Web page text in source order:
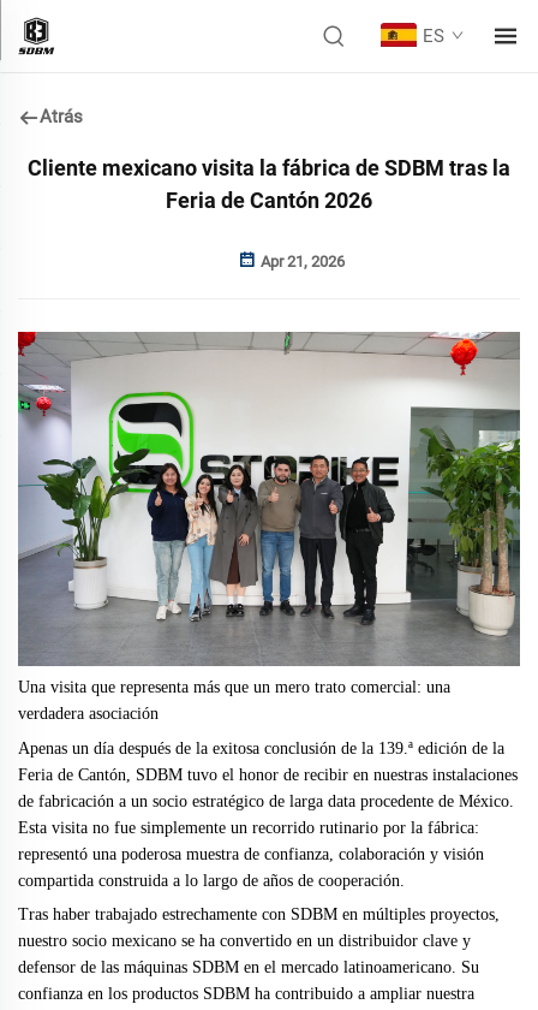
ES
Atrás
Cliente mexicano visita la fábrica de SDBM tras la
Feria de Cantón 2026
Apr 21, 2026
Una visita que representa más que un mero trato comercial: una
verdadera asociación
Apenas un día después de la exitosa conclusión de la 139.ª edición de la
Feria de Cantón, SDBM tuvo el honor de recibir en nuestras instalaciones
de fabricación a un socio estratégico de larga data procedente de México.
Esta visita no fue simplemente un recorrido rutinario por la fábrica:
representó una poderosa muestra de confianza, colaboración y visión
compartida construida a lo largo de años de cooperación.
Tras haber trabajado estrechamente con SDBM en múltiples proyectos,
nuestro socio mexicano se ha convertido en un distribuidor clave y
defensor de las máquinas SDBM en el mercado latinoamericano. Su
confianza en los productos SDBM ha contribuido a ampliar nuestra